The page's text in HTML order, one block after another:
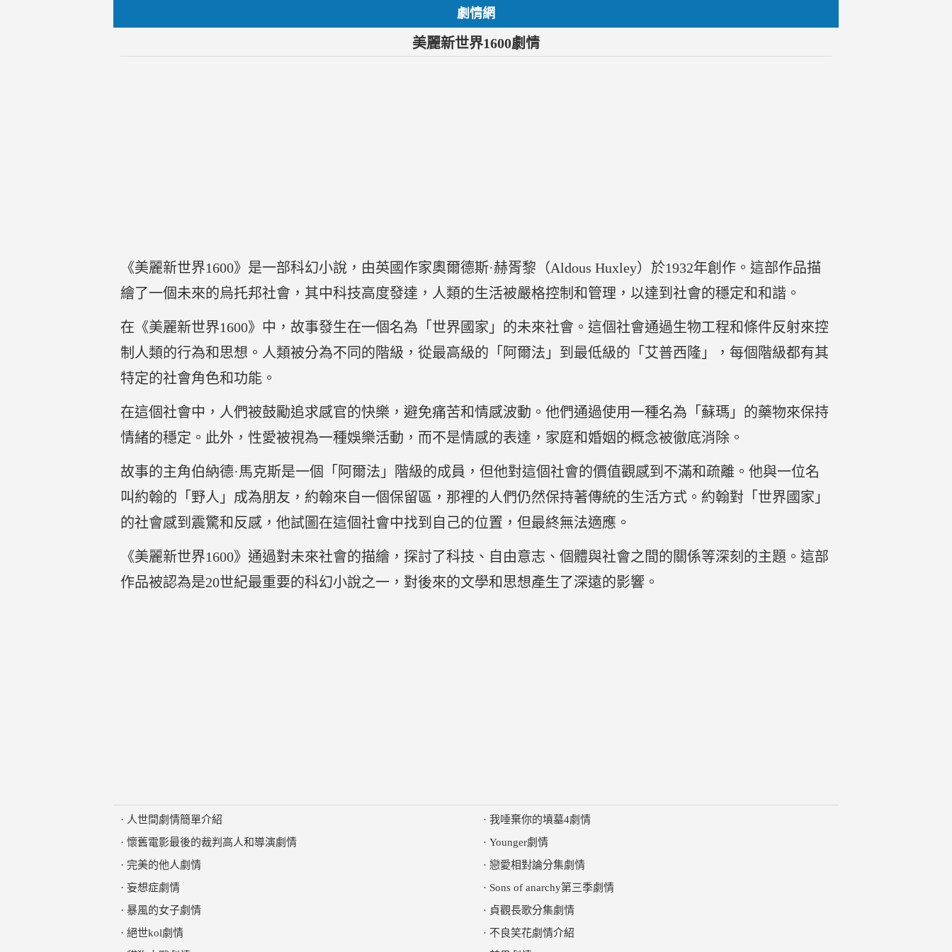
劇情網
美麗新世界1600劇情
《美麗新世界1600》是一部科幻小說，由英國作家奧爾德斯·赫胥黎（Aldous Huxley）於1932年創作。這部作品描
繪了一個未來的烏托邦社會，其中科技高度發達，人類的生活被嚴格控制和管理，以達到社會的穩定和和諧。
在《美麗新世界1600》中，故事發生在一個名為「世界國家」的未來社會。這個社會通過生物工程和條件反射來控
制人類的行為和思想。人類被分為不同的階級，從最高級的「阿爾法」到最低級的「艾普西隆」，每個階級都有其
特定的社會角色和功能。
在這個社會中，人們被鼓勵追求感官的快樂，避免痛苦和情感波動。他們通過使用一種名為「蘇瑪」的藥物來保持
情緒的穩定。此外，性愛被視為一種娛樂活動，而不是情感的表達，家庭和婚姻的概念被徹底消除。
故事的主角伯納德·馬克斯是一個「阿爾法」階級的成員，但他對這個社會的價值觀感到不滿和疏離。他與一位名
叫約翰的「野人」成為朋友，約翰來自一個保留區，那裡的人們仍然保持著傳統的生活方式。約翰對「世界國家」
的社會感到震驚和反感，他試圖在這個社會中找到自己的位置，但最終無法適應。
《美麗新世界1600》通過對未來社會的描繪，探討了科技、自由意志、個體與社會之間的關係等深刻的主題。這部
作品被認為是20世紀最重要的科幻小說之一，對後來的文學和思想產生了深遠的影響。
· 人世間劇情簡單介紹
· 懷舊電影最後的裁判高人和導演劇情
· 完美的他人劇情
· 妄想症劇情
· 暴風的女子劇情
· 絕世kol劇情
· 我唾棄你的墳墓4劇情
· Younger劇情
· 戀愛相對論分集劇情
· Sons of anarchy第三季劇情
· 貞觀長歌分集劇情
· 不良笑花劇情介紹